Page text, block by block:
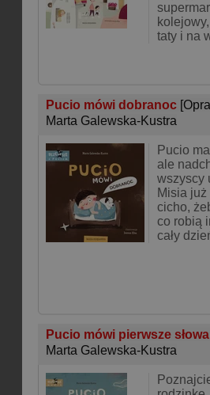
taty i na
Pucio mówi dobranoc
Marta Galewska-Kustra
Pucio
ale
wszyscy
Misia
cicho,
co robią
cały
Pucio mówi pierwsze
Marta Galewska-Kustra